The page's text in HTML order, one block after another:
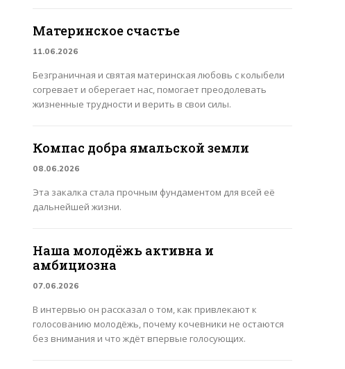
Материнское счастье
11.06.2026
Безграничная и святая материнская любовь с колыбели
согревает и оберегает нас, помогает преодолевать
жизненные трудности и верить в свои силы.
Компас добра ямальской земли
08.06.2026
Эта закалка стала прочным фундаментом для всей её
дальнейшей жизни.
Наша молодёжь активна и
амбициозна
07.06.2026
В интервью он рассказал о том, как привлекают к
голосованию молодёжь, почему кочевники не остаются
без внимания и что ждёт впервые голосующих.